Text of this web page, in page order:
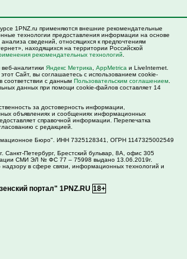
1PNZ.ru применяются внешние рекомендательные
технологии предоставления информации на основе
сведений, относящихся к предпочтениям
находящихся на территории Российской
рекомендательных технологий
аналитики Яндекс Метрика AppMetrica и LiveInternet.
Сайт, вы соглашаетесь с использованием cookie-
соответствии с данным Пользовательским соглашением
данных при помощи cookie-файлов составляет 14
за достоверность информации,
объявлениях и сообщениях информационных
справочной информации. Перепечатка
с редакцией.
Бюро". ИНН 7325128341, ОГРН 1147325002549
г. Санкт-Петербург, Брестский бульвар, 8А, офис 305
СМИ ЭЛ № ФС 77 – 75998 выдано 13.06.2019г.
в сфере связи, информационных технологий и
портал" 1PNZ.RU 18+